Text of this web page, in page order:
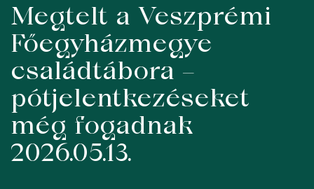
Skip
content
Megtelt a Veszprémi
Főegyházmegye
családtábora –
pótjelentkezéseket
még fogadnak
2026.05.13.